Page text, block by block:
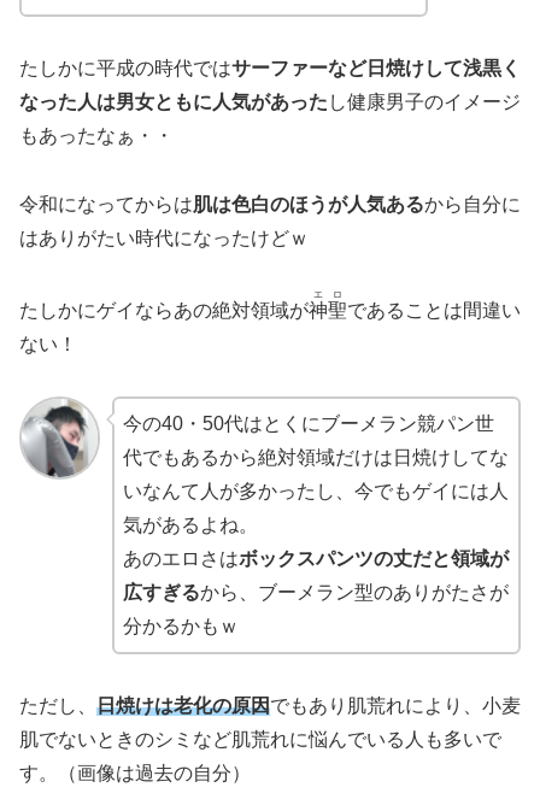
たしかに平成の時代ではサーファーなど日焼けして浅黒く
なった人は男女ともに人気があった し健康男子のイメージ
もあったなぁ・・
令和になってからは肌は色白のほうが人気あるから自分に
はありがたい時代になったけどｗ
たしかにゲイならあの絶対領域が神聖
エロ
であることは間違い
ない！
今の40・50代はとくにブーメラン競パン世
代でもあるから絶対領域だけは日焼けしてな
いなんて人が多かったし、今でもゲイには人
気があるよね。
あのエロさはボックスパンツの丈だと領域が
広すぎるから、ブーメラン型のありがたさが
分かるかもｗ
ただし、 日焼けは老化の原因でもあり肌荒れにより、小麦
肌でないときのシミなど肌荒れに悩んでいる人も多いで
す。（画像は過去の自分）